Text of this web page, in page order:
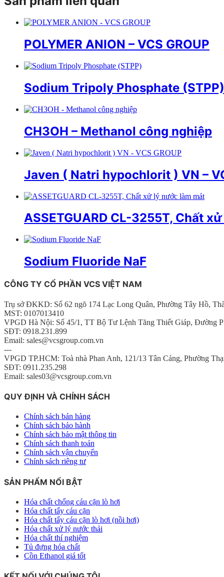
POLYMER ANION – VCS GROUP
Sodium Tripoly Phosphate (STPP)
CH3OH – Methanol công nghiệp
Javen ( Natri hypochlorit ) VN –
ASSETGUARD CL-3255T, Chất
Sodium Fluoride NaF
CÔNG TY CỔ PHẦN VCS VIỆT NAM
Trụ sở ĐKKD: Số 62 ngõ 174 Lạc Long Quân, Phường Tây Hồ,
MST: 0107013410
VPGD Hà Nội: Số 45/1, TT Bộ Tư Lệnh Tăng Thiết Giáp, Đường
SĐT: 0918.231.899
Email: sales@vcsgroup.com.vn
---
VPGD TP.HCM: Toà nhà Phan Anh, 121/13 Tân Cảng, Phường
SĐT: 0911.235.298
Email: sales03@vcsgroup.com.vn
QUY ĐỊNH VÀ CHÍNH SÁCH
Chính sách bán hàng
Chính sách bảo hành
Chính sách bảo mật thông tin
Chính sách thanh toán
Chính sách vận chuyển
Chính sách riêng tư
SẢN PHẨM NỔI BẬT
Hóa chất chống cáu cặn lò hơi
Hóa chất tẩy cáu cặn
Hóa chất tẩy cáu cặn lò hơi (nồi hơi)
Hóa chất xử lý nước thải
Hóa chất thí nghiệm
Tủ đựng hóa chất
Cồn Ethanol giá tốt